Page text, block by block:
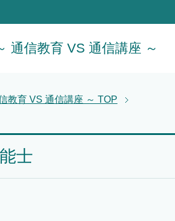
通信教育 VS 通信講座 ～
教育 VS 通信講座 ～ TOP
士